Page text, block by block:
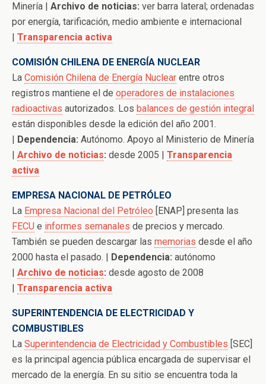
Minería | Archivo de noticias: ver barra lateral; ordenadas
por energía, tarificación, medio ambiente e internacional
| Transparencia activa
COMISIÓN CHILENA DE ENERGÍA NUCLEAR
La Comisión Chilena de Energía Nuclear entre otros
registros mantiene el de operadores de instalaciones
radioactivas autorizados. Los balances de gestión integral
están disponibles desde la edición del año 2001.
| Dependencia: Autónomo. Apoyo al Ministerio de Minería
| Archivo de noticias: desde 2005 | Transparencia
activa
EMPRESA NACIONAL DE PETRÓLEO
La Empresa Nacional del Petróleo [ENAP] presenta las
FECU e informes semanales de precios y mercado.
También se pueden descargar las memorias desde el año
2000 hasta el pasado. | Dependencia: autónomo
| Archivo de noticias: desde agosto de 2008
| Transparencia activa
SUPERINTENDENCIA DE ELECTRICIDAD Y
COMBUSTIBLES
La Superintendencia de Electricidad y Combustibles [SEC]
es la principal agencia pública encargada de supervisar el
mercado de la energía. En su sitio se encuentra toda la